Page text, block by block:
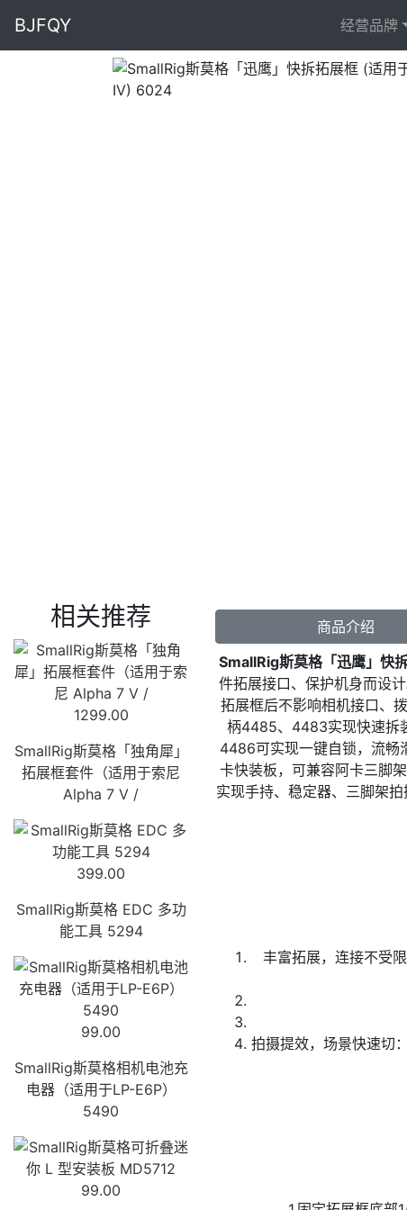
BJFQY 经营品牌
相关推荐
1299.00
SmallRig斯莫格「独角犀」
拓展框套件（适用于索尼
Alpha 7 V /
399.00
SmallRig斯莫格 EDC 多功
能工具 5294
99.00
SmallRig斯莫格相机电池充
电器（适用于LP-E6P）
5490
99.00
商品介绍
SmallRig斯莫格「迅鹰」快
件拓展接口、保护机身而设
拓展框后不影响相机接口、
柄4485、4483实现快速拆
4486可实现一键自锁，流畅
卡快装板，可兼容阿卡三脚
实现手持、稳定器、三脚架
丰富拓展，连接不受
拍摄提效，场景快速切